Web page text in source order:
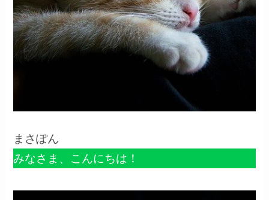
まさぽん
みなさま、こんにちは！